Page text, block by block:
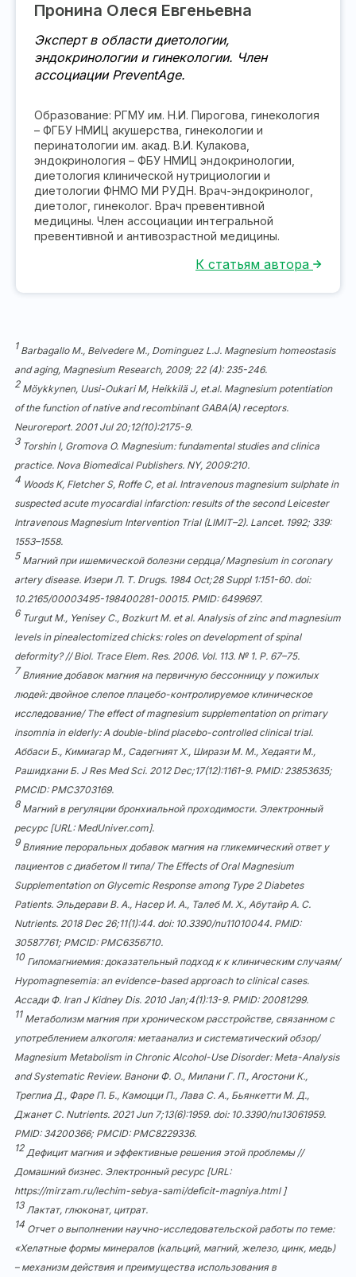
Пронина Олеся Евгеньевна
Эксперт в области диетологии,
эндокринологии и гинекологии. Член
ассоциации PreventAge.
Образование: РГМУ им. Н.И. Пирогова, гинекология
– ФГБУ НМИЦ акушерства, гинекологии и
перинатологии им. акад. В.И. Кулакова,
эндокринология – ФБУ НМИЦ эндокринологии,
диетология клинической нутрициологии и
диетологии ФНМО МИ РУДН. Врач-эндокринолог,
диетолог, гинеколог. Врач превентивной
медицины. Член ассоциации интегральной
превентивной и антивозрастной медицины.
К статьям автора
1 Barbagallo M., Belvedere M., Dominguez L.J. Magnesium homeostasis
and aging, Magnesium Research, 2009; 22 (4): 235-246.
2 Möykkynen, Uusi-Oukari M, Heikkilä J, et.al. Magnesium potentiation
of the function of native and recombinant GABA(A) receptors.
Neuroreport. 2001 Jul 20;12(10):2175-9.
3 Torshin I, Gromova O. Magnesium: fundamental studies and clinica
practice. Nova Biomedical Publishers. NY, 2009:210.
4 Woods K, Fletcher S, Roffe C, et al. Intravenous magnesium sulphate in
suspected acute myocardial infarction: results of the second Leicester
Intravenous Magnesium Intervention Trial (LIMIT–2). Lancet. 1992; 339:
1553–1558.
5Магний при ишемической болезни сердца/ Magnesium in coronary
artery disease. Изери Л. Т. Drugs. 1984 Oct;28 Suppl 1:151-60. doi:
10.2165/00003495-198400281-00015. PMID: 6499697.
6 Turgut M., Yenisey C., Bozkurt M. et al. Analysis of zinc and magnesium
levels in pinealectomized chicks: roles on development of spinal
deformity? // Biol. Trace Elem. Res. 2006. Vol. 113. № 1. P. 67–75.
7Влияние добавок магния на первичную бессонницу у пожилых
людей: двойное слепое плацебо-контролируемое клиническое
исследование/ The effect of magnesium supplementation on primary
insomnia in elderly: A double-blind placebo-controlled clinical trial.
Аббаси Б., Кимиагар М., Садегният Х., Ширази М. М., Хедаяти М.,
Рашидхани Б. J Res Med Sci. 2012 Dec;17(12):1161-9. PMID: 23853635;
PMCID: PMC3703169.
8 Магний в регуляции бронхиальной проходимости. Электронный
ресурс [URL: MedUniver.com].
9Влияние пероральных добавок магния на гликемический ответ у
пациентов с диабетом II типа/ The Effects of Oral Magnesium
Supplementation on Glycemic Response among Type 2 Diabetes
Patients. Эльдерави В. А., Насер И. А., Талеб М. Х., Абутайр А. С.
Nutrients. 2018 Dec 26;11(1):44. doi: 10.3390/nu11010044. PMID:
30587761; PMCID: PMC6356710.
10 Гипомагниемия: доказательный подход к к клиническим случаям/
Hypomagnesemia: an evidence-based approach to clinical cases.
Ассади Ф. Iran J Kidney Dis. 2010 Jan;4(1):13-9. PMID: 20081299.
11 Метаболизм магния при хроническом расстройстве, связанном с
употреблением алкоголя: метаанализ и систематический обзор/
Magnesium Metabolism in Chronic Alcohol-Use Disorder: Meta-Analysis
and Systematic Review. Ванони Ф. О., Милани Г. П., Агостони К.,
Треглиа Д., Фаре П. Б., Камоцци П., Лава С. А., Бьянкетти М. Д.,
Джанет С. Nutrients. 2021 Jun 7;13(6):1959. doi: 10.3390/nu13061959.
PMID: 34200366; PMCID: PMC8229336.
12Дефицит магния и эффективные решения этой проблемы //
Домашний бизнес. Электронный ресурс [URL:
https://mirzam.ru/lechim-sebya-sami/deficit-magniya.html]
13Лактат, глюконат, цитрат.
14 Отчет о выполнении научно-исследовательской работы по теме:
«Хелатные формы минералов (кальций, магний, железо, цинк, медь)
– механизм действия и преимущества использования в